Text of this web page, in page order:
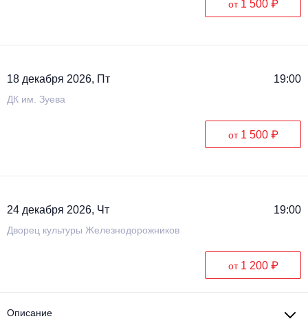
от 1 500 ₽
18 декабря 2026, Пт 19:00
ДК им. Зуева
от 1 500 ₽
24 декабря 2026, Чт 19:00
Дворец культуры Железнодорожников
от 1 200 ₽
Описание